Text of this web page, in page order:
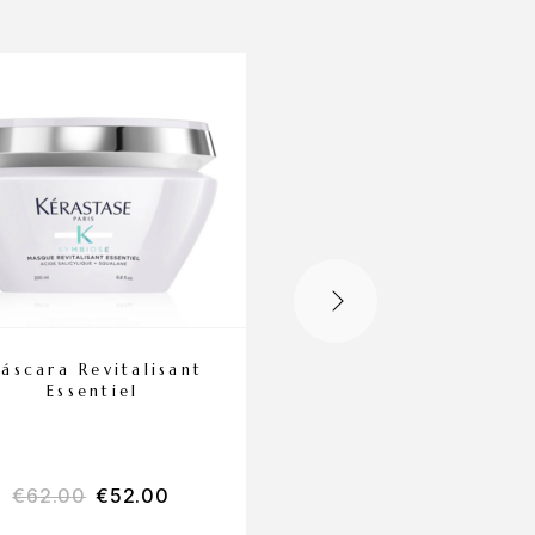
Revitalisant
Essentiel
€62.00 €52.00